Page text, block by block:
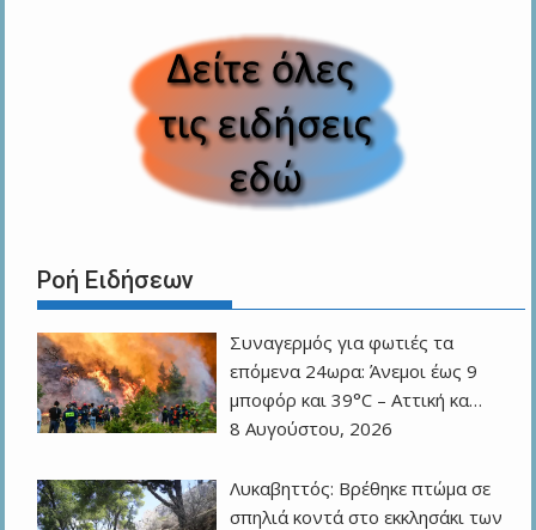
Ροή Ειδήσεων
Συναγερμός για φωτιές τα
επόμενα 24ωρα: Άνεμοι έως 9
μποφόρ και 39°C – Αττική κα…
8 Αυγούστου, 2026
Λυκαβηττός: Βρέθηκε πτώμα σε
σπηλιά κοντά στο εκκλησάκι των